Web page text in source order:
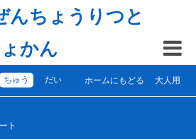
んちょうりつと
かん
ちゅう だい ホームにもどる 大人用
ト